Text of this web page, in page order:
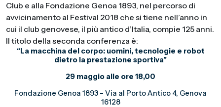
Club e alla Fondazione Genoa 1893, nel percorso di
avvicinamento al Festival 2018 che si tiene nell’anno in
cui il club genovese, il più antico d’Italia, compie 125 anni.
Il titolo della seconda conferenza è:
“La macchina del corpo: uomini, tecnologie e robot
dietro la prestazione sportiva”
29 maggio alle ore 18,00
Fondazione Genoa 1893 – Via al Porto Antico 4, Genova
16128